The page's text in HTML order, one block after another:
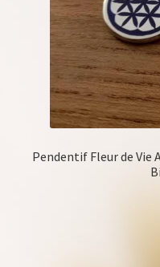
Pendentif Fleur de Vie